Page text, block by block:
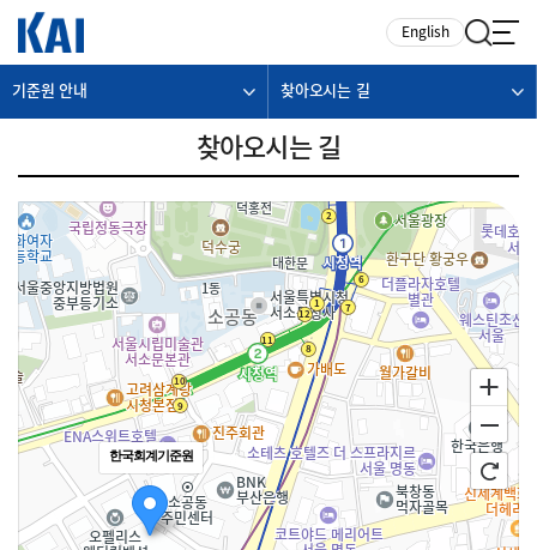
English
기준원 안내 찾아오시는 길
찾아오시는 길
한국회계기준원